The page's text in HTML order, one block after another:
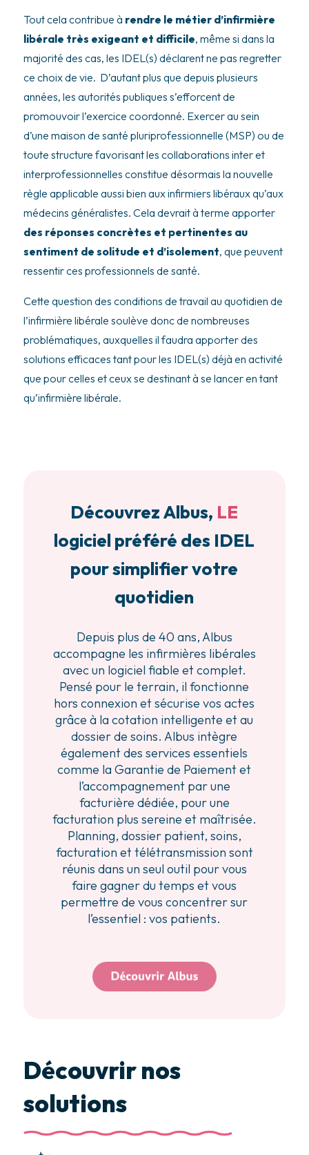
Tout cela contribue à rendre le métier d’infirmière
libérale très exigeant et difficile, même si dans la
majorité des cas, les IDEL(s) déclarent ne pas regretter
ce choix de vie. D’autant plus que depuis plusieurs
années, les autorités publiques s’efforcent de
promouvoir l’exercice coordonné. Exercer au sein
d’une maison de santé pluriprofessionnelle (MSP) ou de
toute structure favorisant les collaborations inter et
interprofessionnelles constitue désormais la nouvelle
règle applicable aussi bien aux infirmiers libéraux qu’aux
médecins généralistes. Cela devrait à terme apporter
des réponses concrètes et pertinentes au
sentiment de solitude et d’isolement, que peuvent
ressentir ces professionnels de santé.
Cette question des conditions de travail au quotidien de
l’infirmière libérale soulève donc de nombreuses
problématiques, auxquelles il faudra apporter des
solutions efficaces tant pour les IDEL(s) déjà en activité
que pour celles et ceux se destinant à se lancer en tant
qu’infirmière libérale.
Découvrez Albus, LE
logiciel préféré des IDEL
pour simplifier votre
quotidien
Depuis plus de 40 ans, Albus
accompagne les infirmières libérales
avec un logiciel fiable et complet.
Pensé pour le terrain, il fonctionne
hors connexion et sécurise vos actes
grâce à la cotation intelligente et au
dossier de soins. Albus intègre
également des services essentiels
comme la Garantie de Paiement et
l’accompagnement par une
facturière dédiée, pour une
facturation plus sereine et maîtrisée.
Planning, dossier patient, soins,
facturation et télétransmission sont
réunis dans un seul outil pour vous
faire gagner du temps et vous
permettre de vous concentrer sur
l’essentiel : vos patients.
Découvrir nos
solutions